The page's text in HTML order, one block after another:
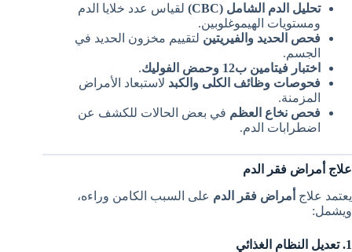
تحليل الدم الشامل (CBC)
لقياس عدد خلايا الدم
ومستويات الهيموغلوبين.
فحص الحديد والفيريتين لتقييم مخزون الحديد في
الجسم.
اختبار فيتامين ب12 وحمض الفوليك
.
فحوصات وظائف الكلى والكبد لاستبعاد الأمراض
المزمنة.
فحص نخاع العظم في بعض الحالات للكشف عن
اضطرابات الدم.
علاج أمراض فقر الدم
يعتمد علاج أمراض فقر الدم على السبب الكامن وراءه،
ويشمل:
1. تعديل النظام الغذائي